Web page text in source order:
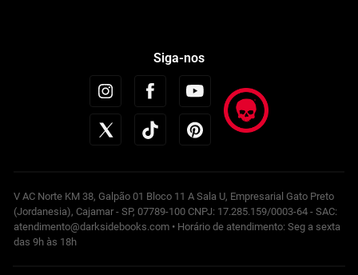
Siga-nos
V AC Norte KM 38, Galpão 01 Bloco 11 A Sala U, Empresarial Gato Preto
(Jordanesia), Cajamar - SP, 07789-100 CNPJ: 17.285.159/0003-64 - SAC:
atendimento@darksidebooks.com • Horário de atendimento: Seg a sexta
das 9h às 18h